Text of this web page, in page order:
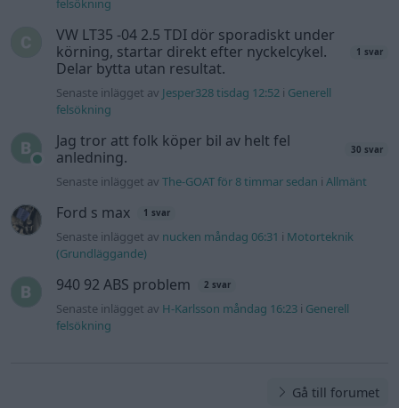
felsökning
VW LT35 -04 2.5 TDI dör sporadiskt under
körning, startar direkt efter nyckelcykel.
Delar bytta utan resultat.
1 svar
Senaste inlägget av Jesper328 tisdag 12:52 i Generell
felsökning
Jag tror att folk köper bil av helt fel
anledning.
30 svar
Senaste inlägget avThe-GOAT för 8 timmar sedan iAllmänt
Ford s max 1 svar
Senaste inlägget av nucken måndag 06:31 i Motorteknik
(Grundläggande)
940 92 ABS problem 2 svar
Senaste inlägget av H-Karlsson måndag 16:23 i Generell
felsökning
Gå till forumet